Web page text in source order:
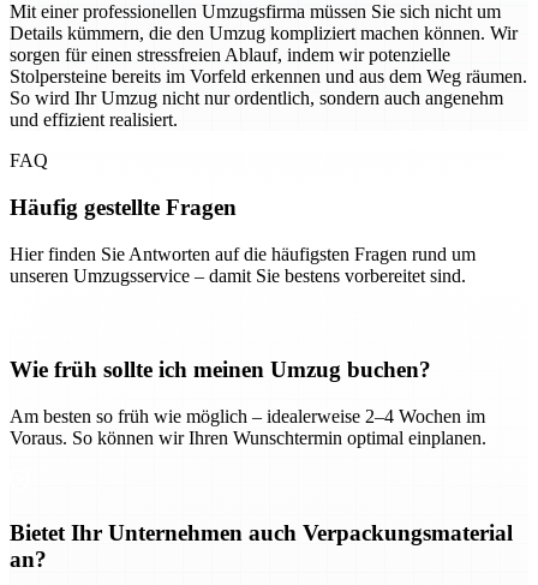
Mit einer professionellen Umzugsfirma müssen Sie sich nicht um
Details kümmern, die den Umzug kompliziert machen können. Wir
sorgen für einen stressfreien Ablauf, indem wir potenzielle
Stolpersteine bereits im Vorfeld erkennen und aus dem Weg räumen.
So wird Ihr Umzug nicht nur ordentlich, sondern auch angenehm
und effizient realisiert.
FAQ
Häufig gestellte Fragen
Hier finden Sie Antworten auf die häufigsten Fragen rund um
unseren Umzugsservice – damit Sie bestens vorbereitet sind.
Wie früh sollte ich meinen Umzug buchen?
Am besten so früh wie möglich – idealerweise 2–4 Wochen im
Voraus. So können wir Ihren Wunschtermin optimal einplanen.
Bietet Ihr Unternehmen auch Verpackungsmaterial
an?